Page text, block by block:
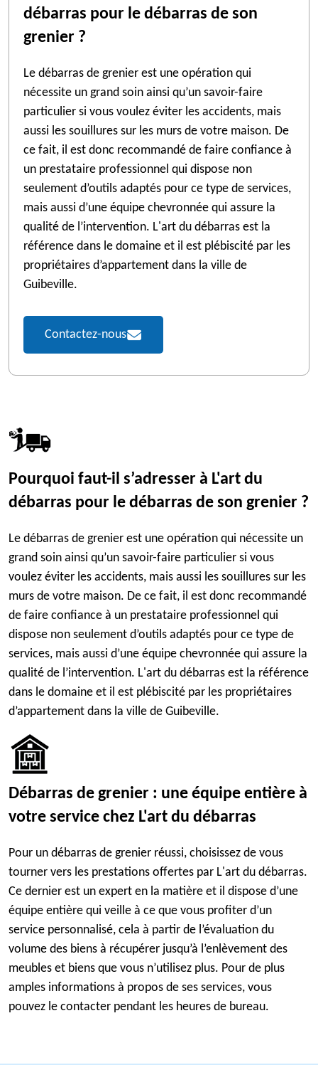
débarras pour le débarras de son
grenier ?
Le débarras de grenier est une opération qui
nécessite un grand soin ainsi qu’un savoir-faire
particulier si vous voulez éviter les accidents, mais
aussi les souillures sur les murs de votre maison. De
ce fait, il est donc recommandé de faire confiance à
un prestataire professionnel qui dispose non
seulement d’outils adaptés pour ce type de services,
mais aussi d’une équipe chevronnée qui assure la
qualité de l’intervention. L'art du débarras est la
référence dans le domaine et il est plébiscité par les
propriétaires d’appartement dans la ville de
Guibeville.
Contactez-nous
Pourquoi faut-il s’adresser à L'art du
débarras pour le débarras de son grenier ?
Le débarras de grenier est une opération qui nécessite un
grand soin ainsi qu’un savoir-faire particulier si vous
voulez éviter les accidents, mais aussi les souillures sur les
murs de votre maison. De ce fait, il est donc recommandé
de faire confiance à un prestataire professionnel qui
dispose non seulement d’outils adaptés pour ce type de
services, mais aussi d’une équipe chevronnée qui assure la
qualité de l’intervention. L'art du débarras est la référence
dans le domaine et il est plébiscité par les propriétaires
d’appartement dans la ville de Guibeville.
Débarras de grenier : une équipe entière à
votre service chez L'art du débarras
Pour un débarras de grenier réussi, choisissez de vous
tourner vers les prestations offertes par L'art du débarras.
Ce dernier est un expert en la matière et il dispose d’une
équipe entière qui veille à ce que vous profiter d’un
service personnalisé, cela à partir de l’évaluation du
volume des biens à récupérer jusqu’à l’enlèvement des
meubles et biens que vous n’utilisez plus. Pour de plus
amples informations à propos de ses services, vous
pouvez le contacter pendant les heures de bureau.